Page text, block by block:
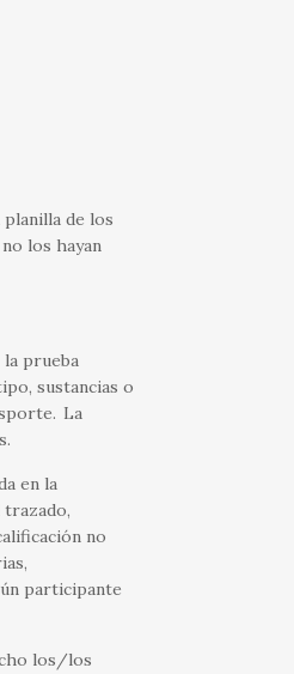
de los
los hayan
prueba
sustancias o
La
en la
no
participante
los/los